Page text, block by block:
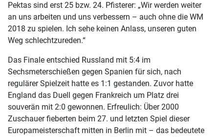
Pektas sind erst 25 bzw. 24. Pfisterer: „Wir werden weiter
an uns arbeiten und uns verbessern – auch ohne die WM
2018 zu spielen. Ich sehe keinen Anlass, unseren guten
Weg schlechtzureden.“
Das Finale entschied Russland mit 5:4 im
Sechsmeterschießen gegen Spanien für sich, nach
regulärer Spielzeit hatte es 1:1 gestanden. Zuvor hatte
England das Duell gegen Frankreich um Platz drei
souverän mit 2:0 gewonnen. Erfreulich: Über 2000
Zuschauer fieberten beim 27. und letzten Spiel dieser
Europameisterschaft mitten in Berlin mit – das bedeutete